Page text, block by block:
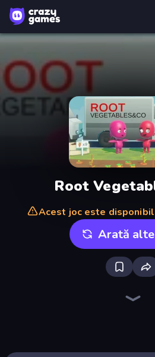
Root
Acest joc este
Arată